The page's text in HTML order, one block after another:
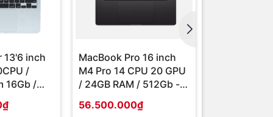
13'6 inch
/
16Gb /
MacBook Pro 16 inch
M4 Pro 14 CPU 20 GPU
/ 24GB RAM / 512Gb -
56.500.000₫